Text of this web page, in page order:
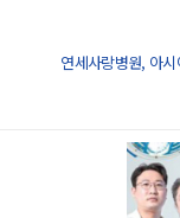
연세사랑병원, 아